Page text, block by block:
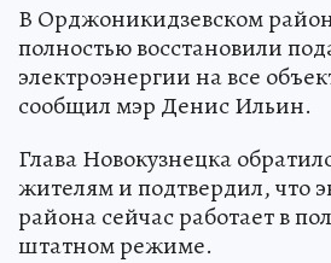
В Орджоникидзевском
полностью восстановили
электроэнергии на все
сообщил мэр Денис Ильин.
Глава Новокузнецка
жителям и подтвердил, что
района сейчас работает в
штатном режиме.